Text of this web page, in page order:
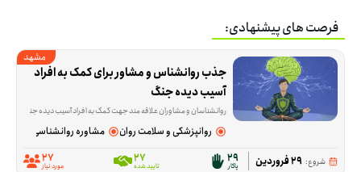
فرصت های پیشنهادی:
مشهد
جذب روانشناس و مشاور برای کمک به افراد
آسیب دیده جنگ
روانشناسان و مشاوران علاقه مند جهت کمک به افراد آسیب دیده جنگ می
روانپزشکی و سلامت روان مشاوره روانشناسی
شروع: 29 فروردین 29
پاکار 27
تایید شده 27
مورد نیاز